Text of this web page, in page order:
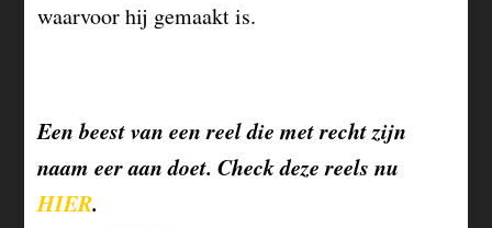
waarvoor hij gemaakt is.
Een beest van een reel die met recht zijn
naam eer aan doet. Check deze reels nu
HIER.